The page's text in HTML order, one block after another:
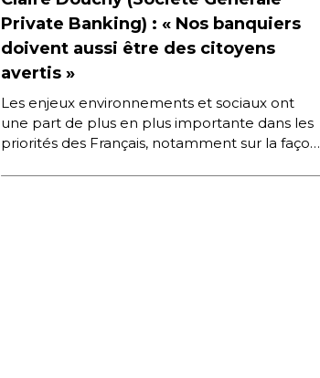
Private Banking) : « Nos banquiers
doivent aussi être des citoyens
avertis »
Les enjeux environnements et sociaux ont
une part de plus en plus importante dans les
priorités des Français, notamment sur la façon